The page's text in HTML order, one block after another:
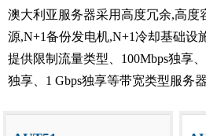
澳大利亚服务器采用高度冗余,高度
源,N+1备份发电机,N+1冷却基础设
提供限制流量类型、100Mbps独享
独享、1 Gbps独享等带宽类型服务器